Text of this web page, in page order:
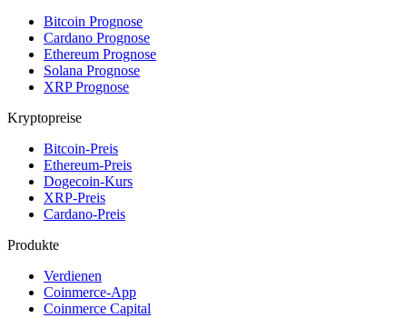
Bitcoin Prognose
Cardano Prognose
Ethereum Prognose
Solana Prognose
XRP Prognose
Kryptopreise
Bitcoin-Preis
Ethereum-Preis
Dogecoin-Kurs
XRP-Preis
Cardano-Preis
Produkte
Verdienen
Coinmerce-App
Coinmerce Capital